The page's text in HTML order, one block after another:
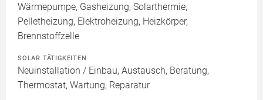
Wärmepumpe, Gasheizung, Solarthermie,
Pelletheizung, Elektroheizung, Heizkörper,
Brennstoffzelle
SOLAR TÄTIGKEITEN
Neuinstallation / Einbau, Austausch, Beratung,
Thermostat, Wartung, Reparatur